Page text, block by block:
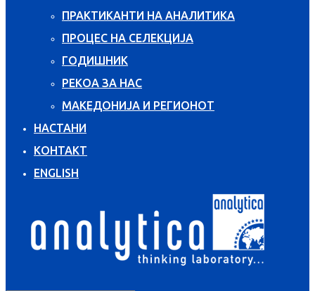
ПРАКТИКАНТИ НА АНАЛИТИКА
ПРОЦЕС НА СЕЛЕКЦИЈА
ГОДИШНИК
РЕКОА ЗА НАС
МАКЕДОНИЈА И РЕГИОНОТ
НАСТАНИ
КОНТАКТ
ENGLISH